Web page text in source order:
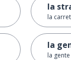
la
la
la
la gente